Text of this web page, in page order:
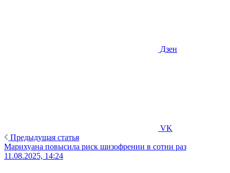
Дзен
VK
Предыдущая статья
Марихуана повысила риск шизофрении в сотни раз
11.08.2025, 14:24